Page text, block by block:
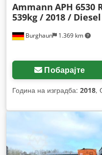
Burghaun 1.369 km
Ammann APH
539kg / 2018 / Diesel
Побарајте
Година на изградба: 2018,